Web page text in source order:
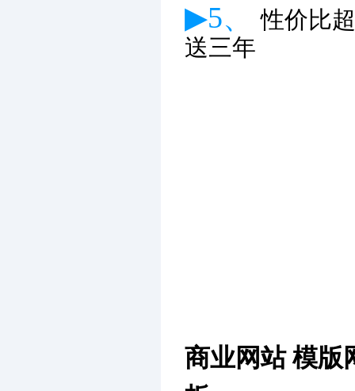
▶5、性价比
送三年
商业网站 模版